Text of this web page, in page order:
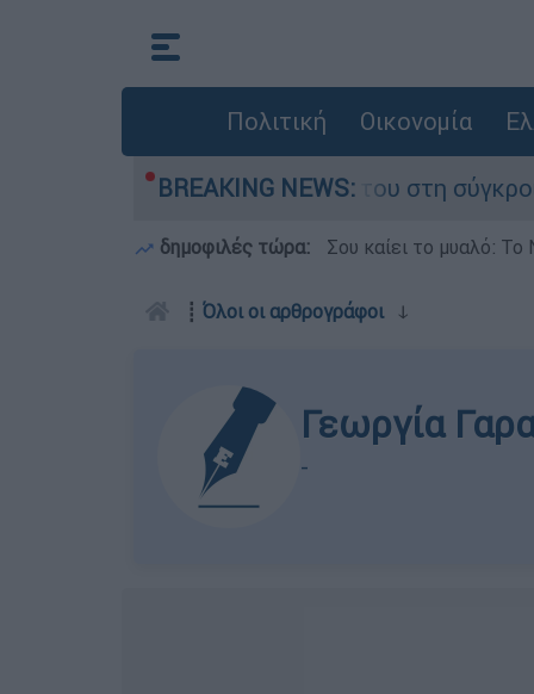
Πολιτική Οικονομία
BREAKING NEWS:
που έχασε τη ζωή του στη σύγκρουση
δημοφιλές τώρα: Σου καίει το μυαλό:
┋ Όλοι οι αρθρογράφοιↆ
Γεωργία
-